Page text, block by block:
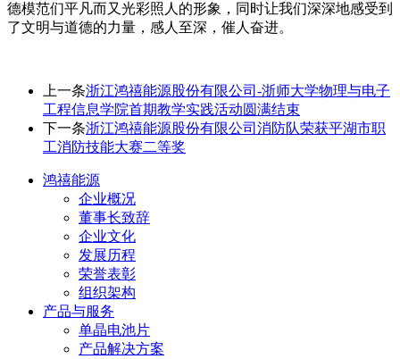
德模范们平凡而又光彩照人的形象，同时让我们深深地感受到
了文明与道德的力量，感人至深，催人奋进。
上一条浙江鸿禧能源股份有限公司-浙师大学物理与电子
工程信息学院首期教学实践活动圆满结束
下一条浙江鸿禧能源股份有限公司消防队荣获平湖市职
工消防技能大赛二等奖
鸿禧能源
企业概况
董事长致辞
企业文化
发展历程
荣誉表彰
组织架构
产品与服务
单晶电池片
产品解决方案